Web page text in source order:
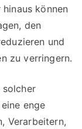
können
den
und
zu verringern.
solcher
enge
Verarbeitern,